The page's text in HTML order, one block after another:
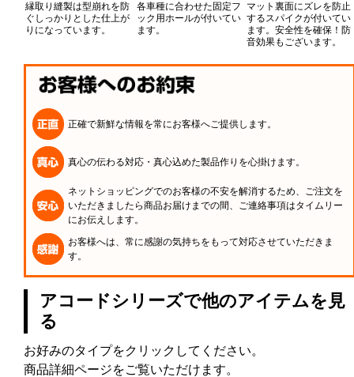
縁取り縫製は型崩れを防
ぐしっかりとした仕上が
りになっています。
各車種に合わせた固定フ
ック用ホールが付いてい
ます。
マット裏面にズレを防止
するスパイクが付いてい
ます。安全性を確保！防
音効果もございます。
正確で新鮮な情報を常にお客様へご提供します。
真心の伝わる対応・真心込めた製品作りを心掛けます。
ネットショッピングでのお客様の不安を解消するため、ご注文を
いただきましたら商品お届けまでの間、ご連絡事項はタイムリー
にお伝えします。
お客様へは、常に感謝の気持ちをもって対応させていただきま
す。
アコードシリーズで他のアイテムを見
る
お好みのタイプをクリックしてください。
商品詳細ページをご覧いただけます。